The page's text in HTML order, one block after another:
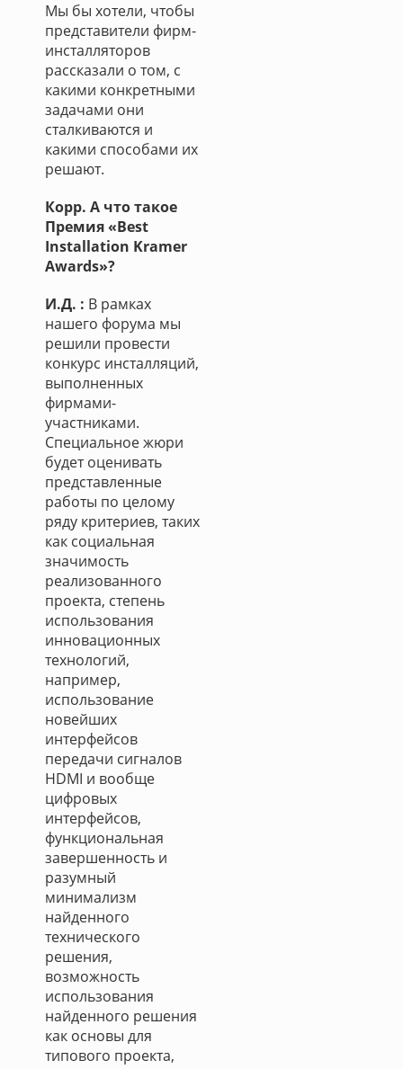
Мы бы хотели, чтобы
представители фирм-
инсталляторов
рассказали о том, с
какими конкретными
задачами они
сталкиваются и
какими способами их
решают.
Корр. А что такое
Премия «Best
Installation Kramer
Awards»?
И.Д. : В рамках
нашего форума мы
решили провести
конкурс инсталляций,
выполненных
фирмами-
участниками.
Специальное жюри
будет оценивать
представленные
работы по целому
ряду критериев, таких
как социальная
значимость
реализованного
проекта, степень
использования
инновационных
технологий,
например,
использование
новейших
интерфейсов
передачи сигналов
HDMI и вообще
цифровых
интерфейсов,
функциональная
завершенность и
разумный
минимализм
найденного
технического
решения,
возможность
использования
найденного решения
как основы для
типового проекта,